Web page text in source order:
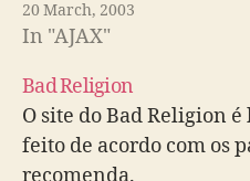
20 March, 2003
In "AJAX"
Bad Religion
O site do Bad Religion
feito de acordo com os